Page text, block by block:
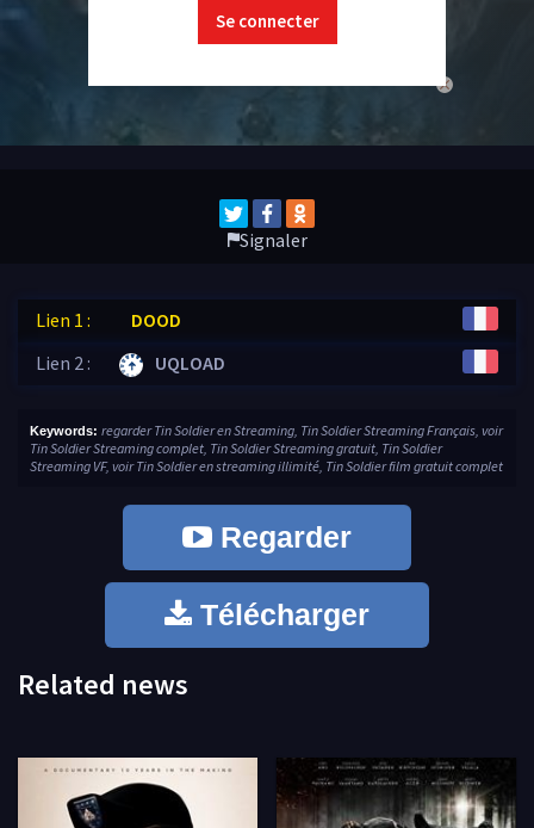
close
Se connecter
Signaler
Lien 1 :
DOOD
Lien 2 :
UQLOAD
Keywords: regarder Tin Soldier en Streaming, Tin Soldier Streaming Français, voir
Tin Soldier Streaming complet, Tin Soldier Streaming gratuit, Tin Soldier
Streaming VF, voir Tin Soldier en streaming illimité, Tin Soldier film gratuit complet
Regarder
Télécharger
Related news